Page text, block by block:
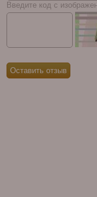
Введите код с